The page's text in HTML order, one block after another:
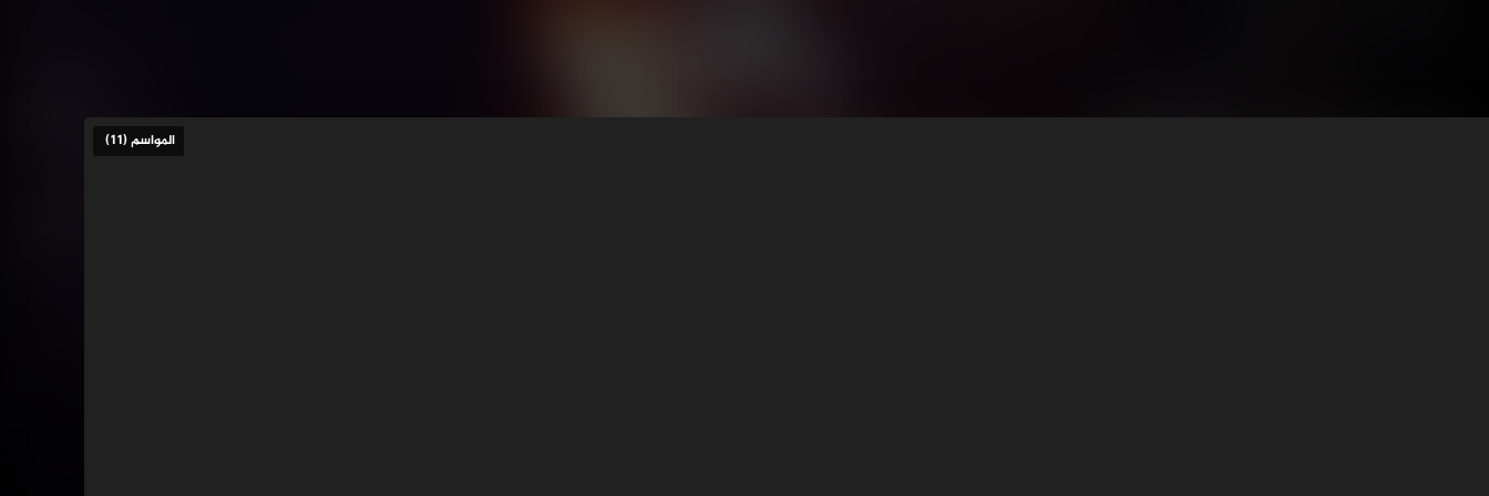
المواسم (11)